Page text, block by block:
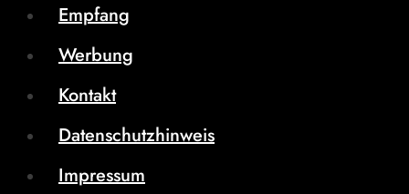
Empfang
Werbung
Kontakt
Datenschutzhinweis
Impressum